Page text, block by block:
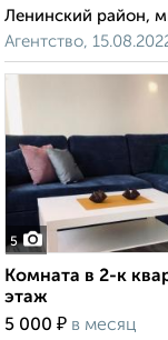
Ленинский район,
Агентство,
5
Комната в 2-к
этаж
5 000 ₽ в месяц